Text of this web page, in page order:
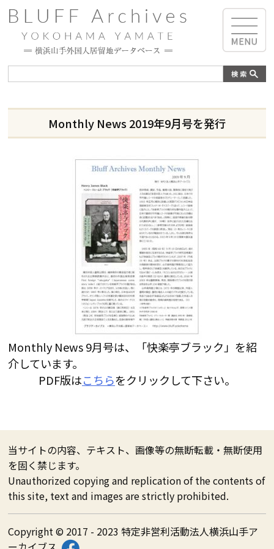
Monthly News 2019年9月号を発行
Monthly News 9月号は、「快楽亭ブラック」を紹
介しています。
PDF版はこちらをクリックして下さい。
当サイトの内容、テキスト、画像等の無断転載・無断使用
を固く禁じます。
Unauthorized copying and replication of the contents of
this site, text and images are strictly prohibited.
Copyright © 2017 - 2023 特定非営利活動法人横浜山手ア